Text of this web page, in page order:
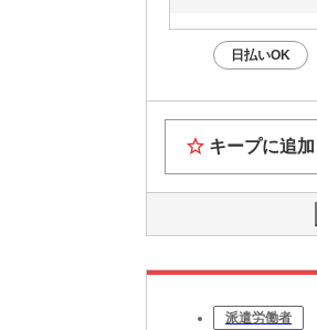
日払いOK
キープに追加
派遣労働者